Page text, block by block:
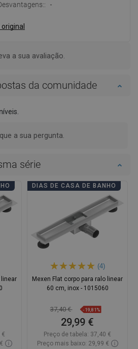
-
a sua avaliação.
da comunidade
a sua pergunta.
série
linear
€
DIAS DE CASA DE BANHO
(4)
Mexen Flat corpo para ralo linear
60 cm, inox - 1015060
37,40 € -19,81%
29,99 €
Preço de tabela: 37,40 €
Preço mais baixo: 29,99 €